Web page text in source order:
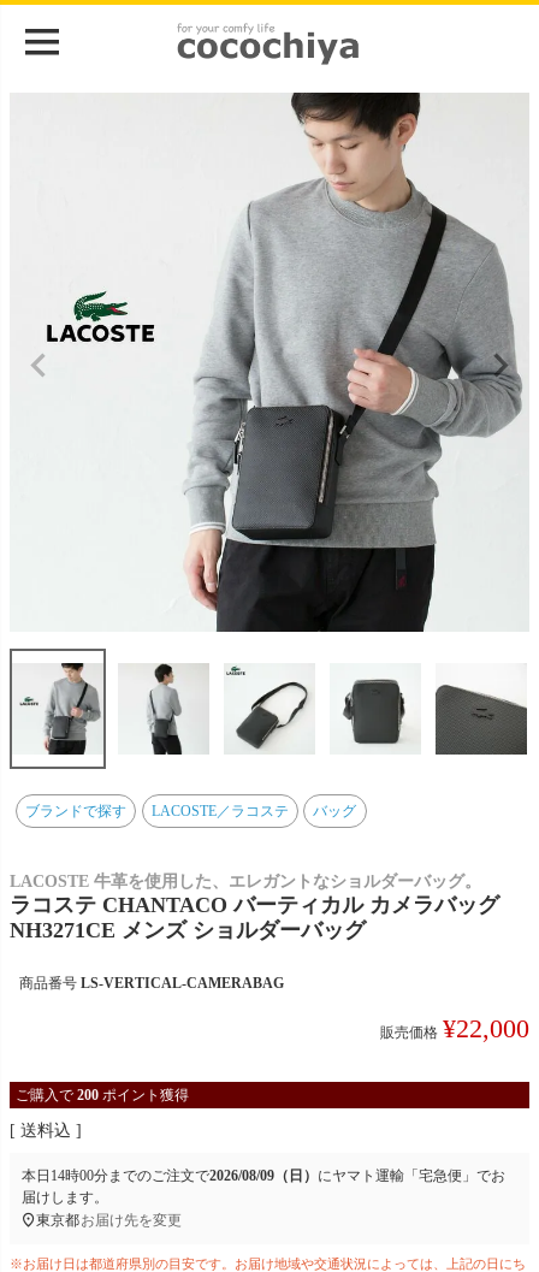
ブランドで探す LACOSTE／ラコステ バッグ
LACOSTE 牛革を使用した、エレガントなショルダーバッグ。
ラコステ CHANTACO バーティカル カメラバッグ
NH3271CE メンズ ショルダーバッグ
商品番号 LS-VERTICAL-CAMERABAG
販売価格 ¥22,000
ご購入で 200 ポイント獲得
送料込
本日 14時00分までのご注文で2026/08/09（日） にヤマト運輸「宅急便」 でお
届けします。
東京都お届け先を変更
※お届け日は都道府県別の目安です。お届け地域や交通状況によっては、上記の日にち